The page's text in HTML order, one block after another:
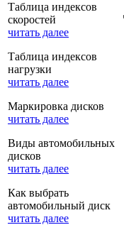
Таблица индексов
скоростей
читать далее
Таблица индексов
нагрузки
читать далее
Маркировка дисков
читать далее
Виды автомобильных
дисков
читать далее
Как выбрать
автомобильный диск
читать далее